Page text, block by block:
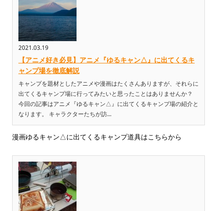
2021.03.19
【アニメ好き必見】アニメ『ゆるキャン△』に出てくるキ
ャンプ場を徹底解説
キャンプを題材としたアニメや漫画はたくさんありますが、それらに
出てくるキャンプ場に行ってみたいと思ったことはありませんか？
今回の記事はアニメ『ゆるキャン△』に出てくるキャンプ場の紹介と
なります。 キャラクターたちが訪...
漫画ゆるキャン△に出てくるキャンプ道具はこちらから